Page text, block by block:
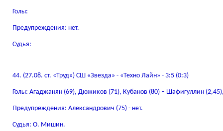
Голы:
Предупреждения: нет.
Судья:
44. (27.08. ст. «Труд») СШ «Звезда» - «Техно Лайн» - 3:5 (0:3)
Голы: Агаджанян (69), Дюжиков (71), Кубанов (80) – Шафигуллин
Предупреждения: Александрович (75) - нет.
Судья: О. Мишин.